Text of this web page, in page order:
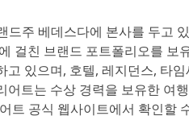
주 베데스다에 본사를 두고
걸친 브랜드 포트폴리오를 보
있으며, 호텔, 레지던스, 타
어트는 수상 경력을 보유한 여
트 공식 웹사이트에서 확인할